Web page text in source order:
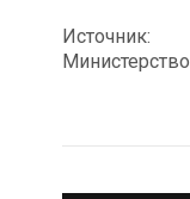
Источник: